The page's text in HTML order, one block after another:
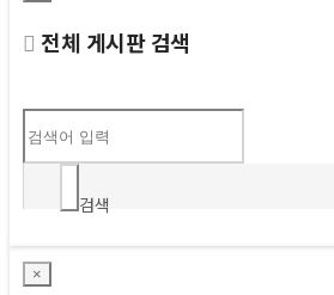
전체 게시판 검색
검색
×